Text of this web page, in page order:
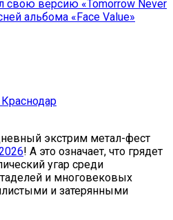
свою версию «Tomorrow Never
альбома «Face Value»
экстрим метал-фест
! А это означает, что грядет
угар среди
и многовековых
и затерянными